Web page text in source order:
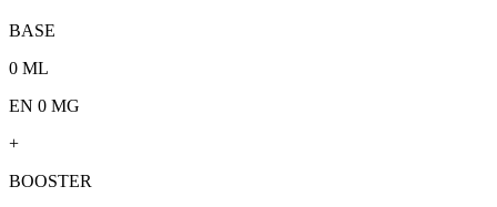
BASE
0 ML
EN 0 MG
+
BOOSTER